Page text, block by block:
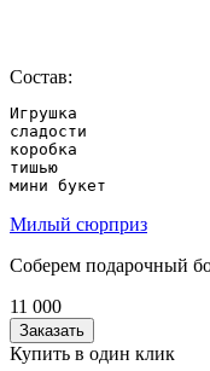
Состав:
Игрушка
сладости
коробка
тишью
мини букет
Милый сюрприз
Соберем подарочный
11 000
Заказать
Купить в один клик